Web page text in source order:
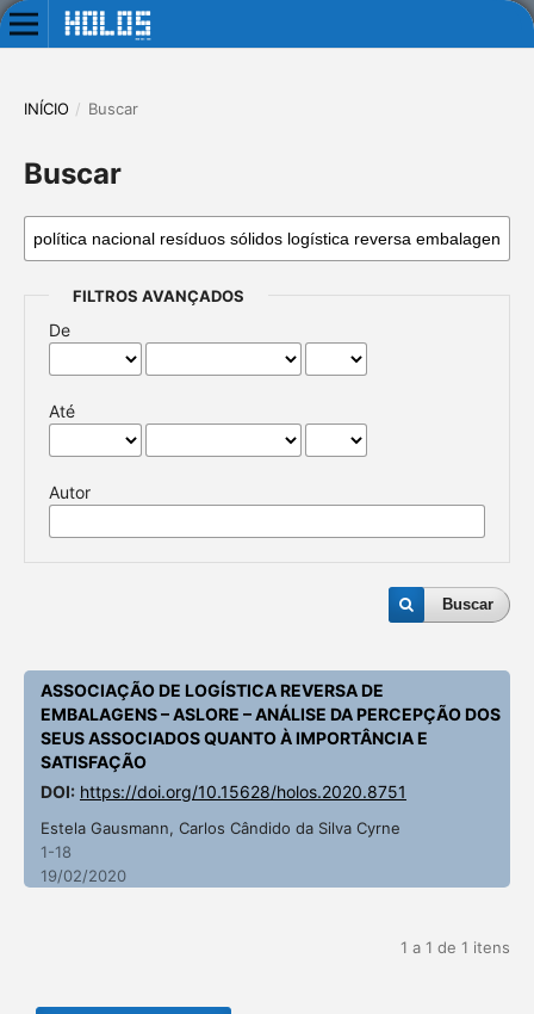
INÍCIO / Buscar
Buscar
FILTROS AVANÇADOS
De
Até
Autor
Buscar
ASSOCIAÇÃO DE LOGÍSTICA REVERSA DE
EMBALAGENS – ASLORE – ANÁLISE DA PERCEPÇÃO DOS
SEUS ASSOCIADOS QUANTO À IMPORTÂNCIA E
SATISFAÇÃO
DOI: https://doi.org/10.15628/holos.2020.8751
Estela Gausmann, Carlos Cândido da Silva Cyrne
1-18
19/02/2020
1 a 1 de 1 itens